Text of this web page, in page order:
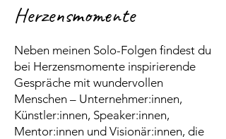
Herzensmomente
Neben meinen Solo-Folgen findest du
bei Herzensmomente inspirierende
Gespräche mit wundervollen
Menschen – Unternehmer:innen,
Künstler:innen, Speaker:innen,
Mentor:innen und Visionär:innen, die